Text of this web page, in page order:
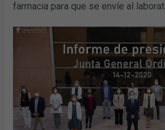
farmacia para que se envíe al